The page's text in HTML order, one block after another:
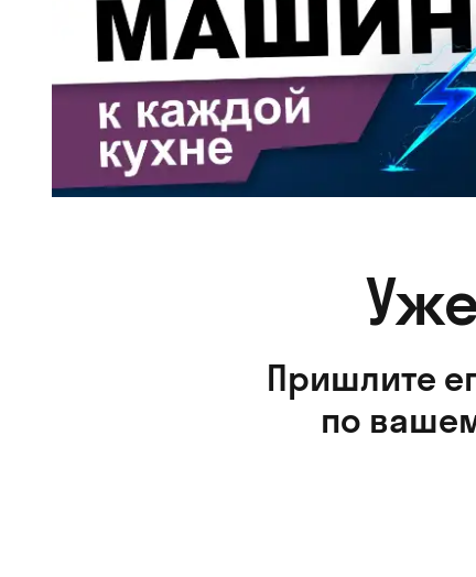
Пришлите
по